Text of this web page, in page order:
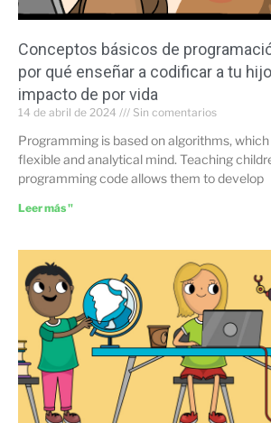
Conceptos básicos de
por qué enseñar a codificar a tu
impacto de por vida
14 de abril de 2024 Sin comentarios
Programming is based on algorithms,
flexible and analytical mind. Teaching
programming code allows them to develop
Leer más "